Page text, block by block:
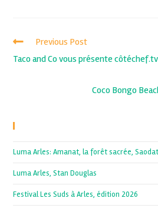
Previous Post
Taco and Co vous présente côtéchef.tv
Coco Bongo
Luma Arles: Amanat, la forêt sacrée,
Luma Arles, Stan Douglas
Festival Les Suds à Arles, édition 2026